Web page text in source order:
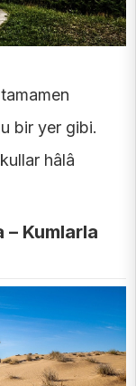
bir yer gibi.
hâlâ
– Kumlarla